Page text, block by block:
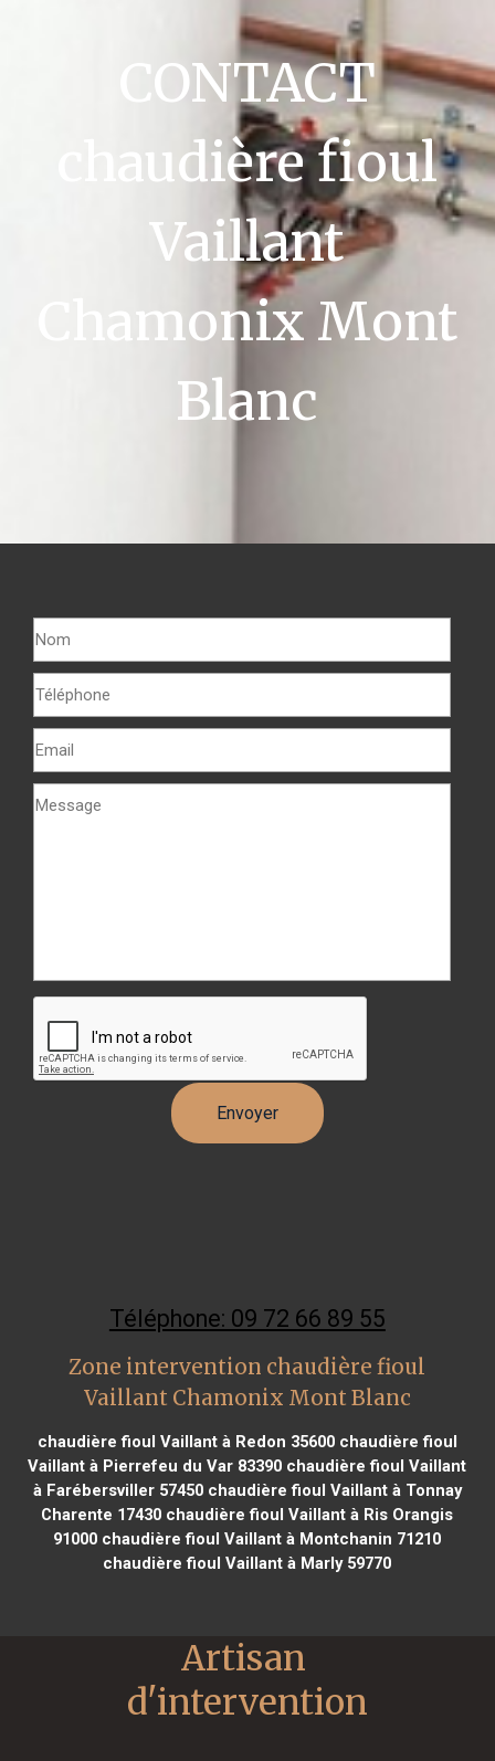
CONTACT
chaudière fioul
Vaillant
Chamonix Mont
Blanc
Téléphone: 09 72 66 89 55
Zone intervention chaudière fioul
Vaillant Chamonix Mont Blanc
chaudière fioul Vaillant à Redon 35600chaudière fioul
Vaillant à Pierrefeu du Var 83390 chaudière fioul Vaillant
à Farébersviller 57450chaudière fioul Vaillant à Tonnay
Charente 17430 chaudière fioul Vaillant à Ris Orangis
91000 chaudière fioul Vaillant à Montchanin 71210
chaudière fioul Vaillant à Marly 59770
Artisan
d'intervention